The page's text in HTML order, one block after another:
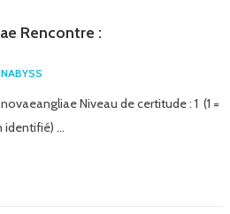
Rencontre :
Niveau de certitude : 1 (1 =
identifié) …